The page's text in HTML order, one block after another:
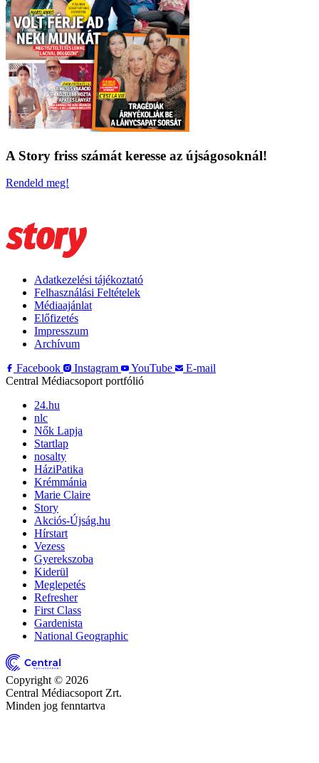
A Story friss számát keresse az újságosoknál!
Rendeld meg!
Adatkezelési tájékoztató
Felhasználási Feltételek
Médiaajánlat
Előfizetés
Impresszum
Archívum
Facebook
Instagram YouTube
E-mail
Central Médiacsoport portfólió
24.hu
nlc
Nők Lapja
Startlap
nosalty
HáziPatika
Krémmánia
Marie Claire
Story
Akciós-Újság.hu
Hírstart
Vezess
Gyerekszoba
Kiderül
Meglepetés
Refresher
First Class
Gardenista
National Geographic
Copyright © 2026
Central Médiacsoport Zrt.
Minden jog fenntartva